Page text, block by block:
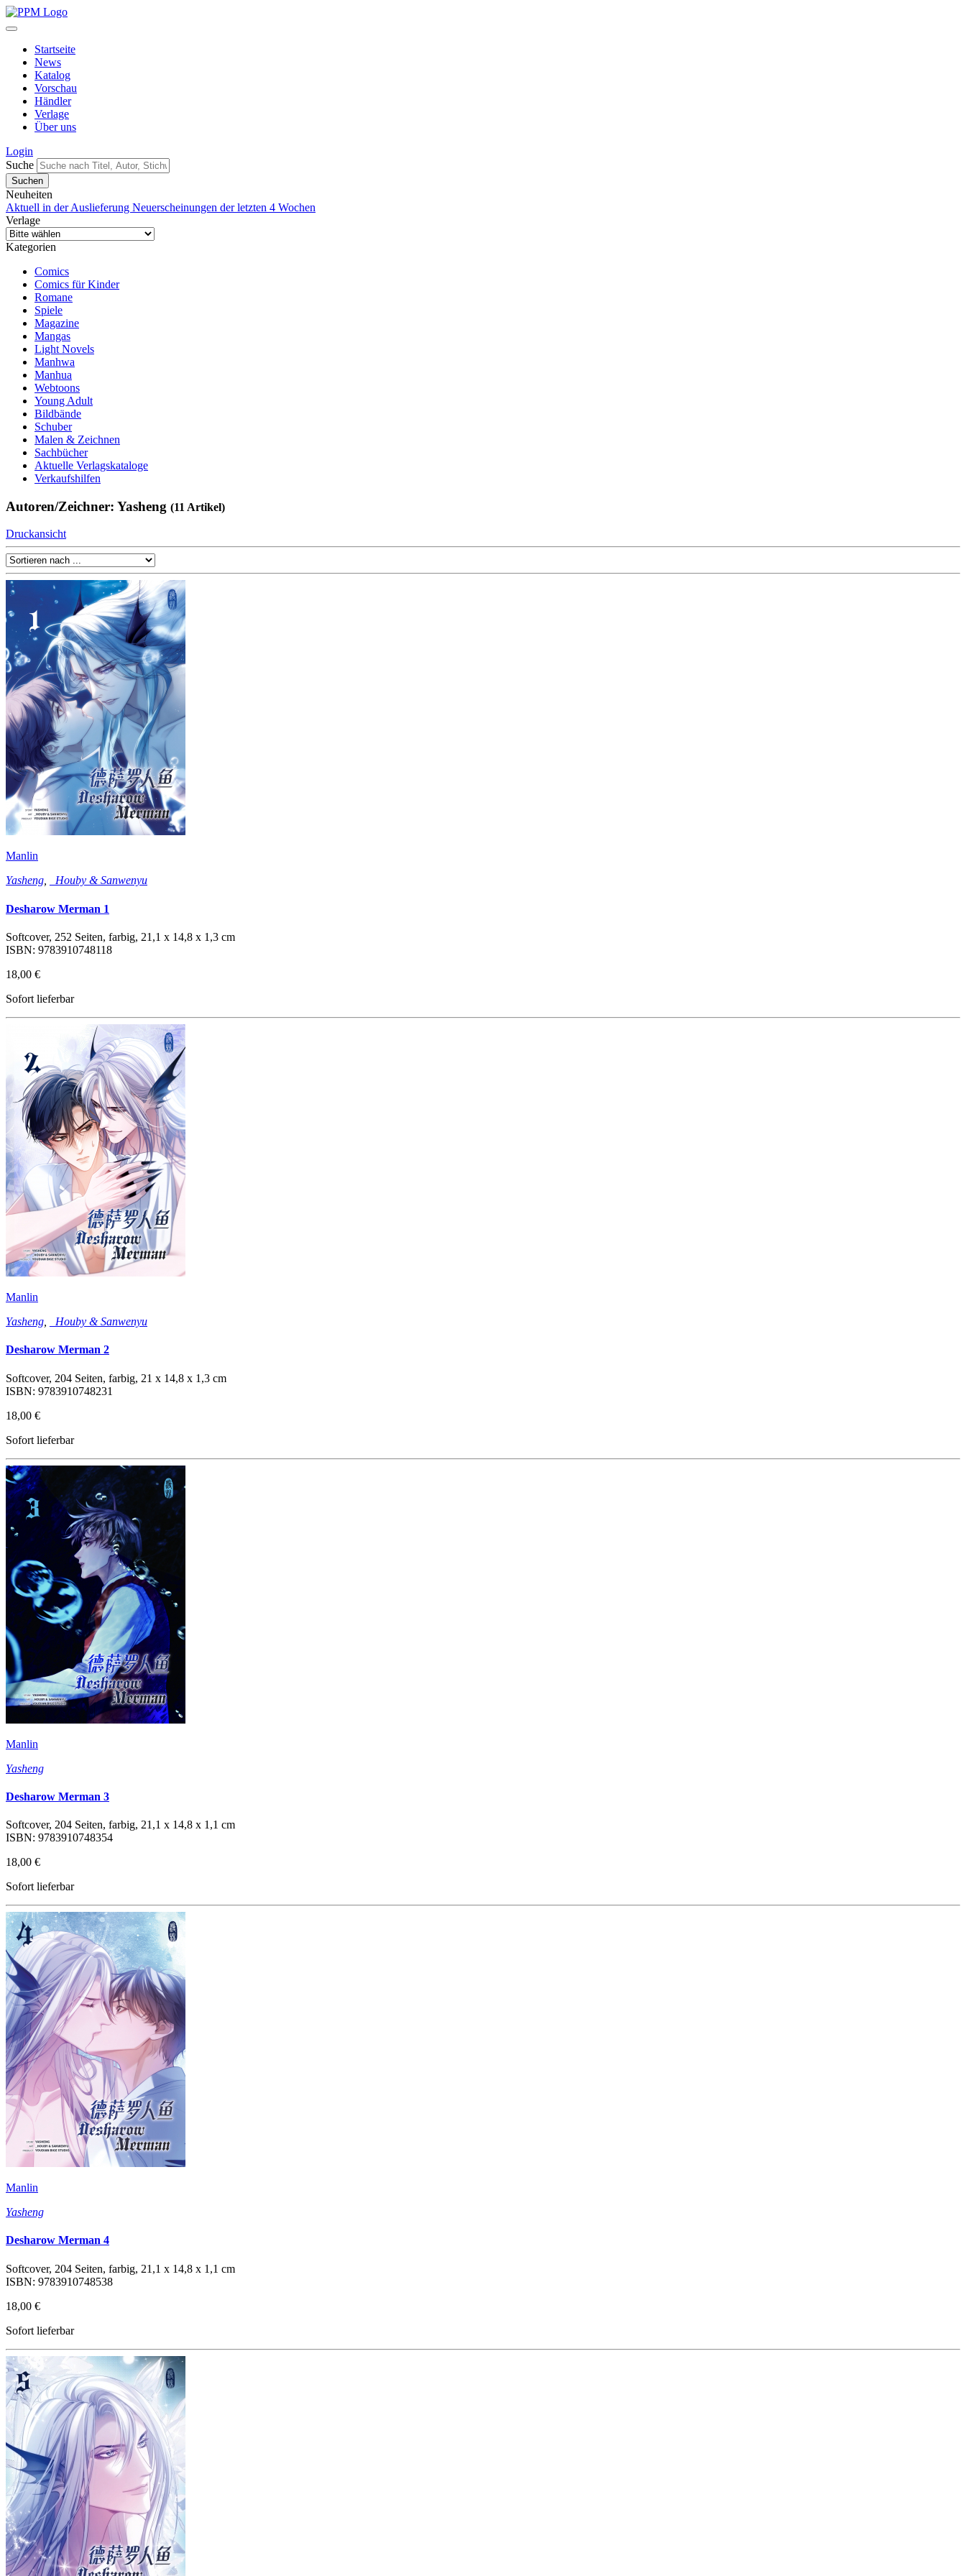
Startseite
News
Katalog
Vorschau
Händler
Verlage
Über uns
Login
Suche
Neuheiten
Aktuell in der Auslieferung Neuerscheinungen der letzten 4 Wochen
Verlage
Kategorien
Comics
Comics für Kinder
Romane
Spiele
Magazine
Mangas
Light Novels
Manhwa
Manhua
Webtoons
Young Adult
Bildbände
Schuber
Malen & Zeichnen
Sachbücher
Aktuelle Verlagskataloge
Verkaufshilfen
Autoren/Zeichner: Yasheng (11 Artikel)
Druckansicht
Manlin
Yasheng, _Houby & Sanwenyu
Desharow Merman 1
Softcover, 252 Seiten, farbig, 21,1 x 14,8 x 1,3 cm
ISBN: 9783910748118
18,00 €
Sofort lieferbar
Manlin
Yasheng
_Houby & Sanwenyu
Desharow Merman 2
Softcover, 204 Seiten, farbig, 21 x 14,8 x 1,3 cm
ISBN: 9783910748231
18,00 €
Sofort lieferbar
Manlin
Yasheng
Desharow Merman 3
Softcover, 204 Seiten, farbig, 21,1 x 14,8 x 1,1 cm
ISBN: 9783910748354
18,00 €
Sofort lieferbar
Manlin
Yasheng
Desharow Merman 4
Softcover, 204 Seiten, farbig, 21,1 x 14,8 x 1,1 cm
ISBN: 9783910748538
18,00 €
Sofort lieferbar